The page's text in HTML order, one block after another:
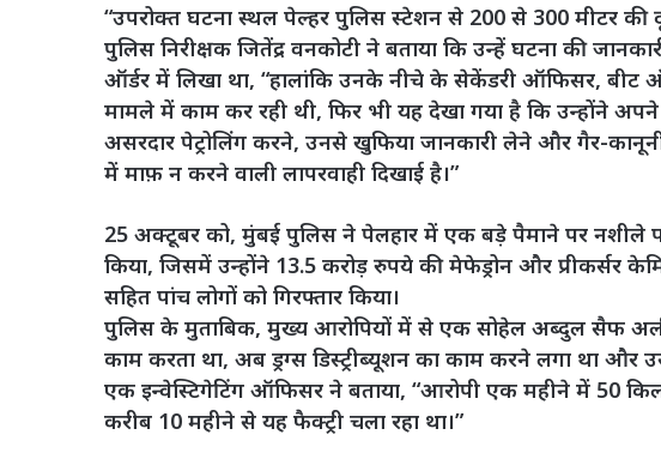
“उपरोक्त घटना स्थल पेल्हर पुलिस स्टेशन से 200 से 300 मीटर की
पुलिस निरीक्षक जितेंद्र वनकोटी ने बताया कि उन्हें घटना की
ऑर्डर में लिखा था, “हालांकि उनके नीचे के सेकेंडरी ऑफिसर, बीट
मामले में काम कर रही थी, फिर भी यह देखा गया है कि उन्होंने
असरदार पेट्रोलिंग करने, उनसे खुफिया जानकारी लेने और गैर-
में माफ़ न करने वाली लापरवाही दिखाई है।”
25 अक्टूबर को, मुंबई पुलिस ने पेलहार में एक बड़े पैमाने पर नशीले
किया, जिसमें उन्होंने 13.5 करोड़ रुपये की मेफेड्रोन और प्रीकर्सर
सहित पांच लोगों को गिरफ्तार किया।
पुलिस के मुताबिक, मुख्य आरोपियों में से एक सोहेल अब्दुल सैफ
काम करता था, अब ड्रग्स डिस्ट्रीब्यूशन का काम करने लगा था और
एक इन्वेस्टिगेटिंग ऑफिसर ने बताया, “आरोपी एक महीने में 50
करीब 10 महीने से यह फैक्ट्री चला रहा था।”